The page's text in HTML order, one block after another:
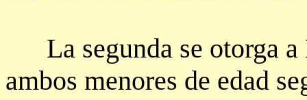
La segunda se otorga a
ambos menores de edad